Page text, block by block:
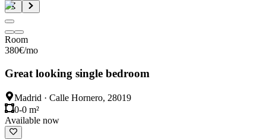
Room
380€/mo
Great looking single bedroom
Madrid · Calle Hornero, 28019
0-0 m²
Available now